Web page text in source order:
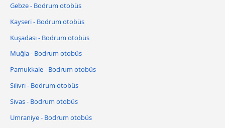
Gebze - Bodrum otobüs
Kayseri - Bodrum otobüs
Kuşadası - Bodrum otobüs
Muğla - Bodrum otobüs
Pamukkale - Bodrum otobüs
Silivri - Bodrum otobüs
Sivas - Bodrum otobüs
Umraniye - Bodrum otobüs